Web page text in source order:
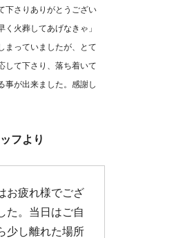
下さりありがとうござい
く火葬してあげなきゃ」
まっていましたが、とて
して下さり、落ち着いて
事が出来ました。感謝し
フより
お疲れ様でござ
た。当日はご自
少し離れた場所